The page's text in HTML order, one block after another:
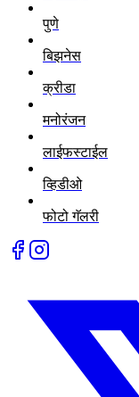
पुणे
बिझनेस
क्रीडा
मनोरंजन
लाईफस्टाईल
व्हिडीओ
फोटो गॅलरी